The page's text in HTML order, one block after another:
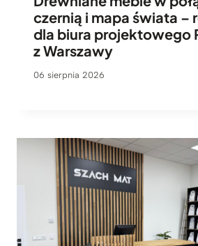
czernią i mapa świata –
dla biura projektowego
z Warszawy
06 sierpnia 2026